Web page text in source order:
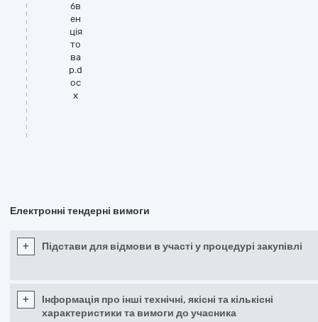
бв
ен
ція
то
ва
р.d
oc
x
Електронні тендерні вимоги
+ Підстави для відмови в участі у процедурі закупівлі
+
Інформація про інші технічні, якісні та кількісні
характеристики та вимоги до учасника